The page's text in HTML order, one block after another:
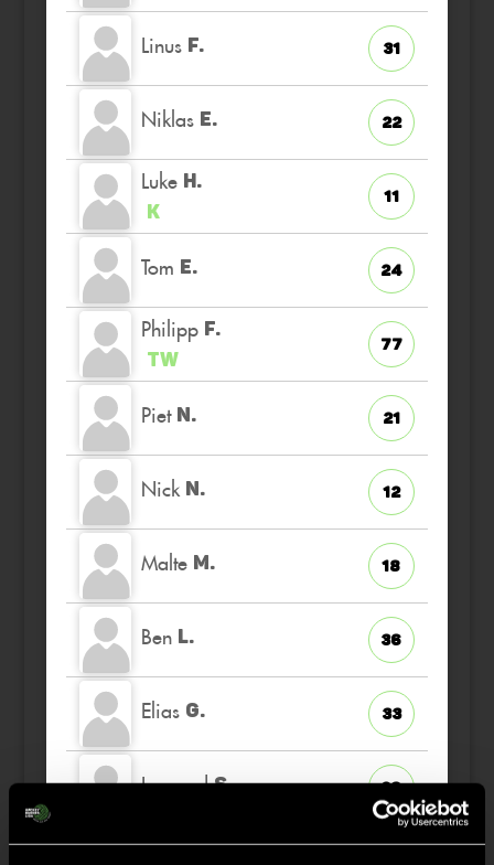
Linus F. 31
Niklas E. 22
Luke H.
K
11
Tom E. 24
Philipp F.
TW
77
Piet N. 21
Nick N. 12
Malte M. 18
Ben L. 36
Elias G. 33
Leonard S. 29